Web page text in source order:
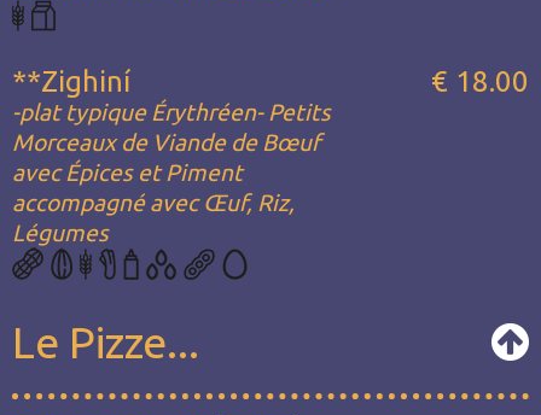
**Zighiní
-plat typique Érythréen- Petits
Morceaux de Viande de Bœuf
avec Épices et Piment
accompagné avec Œuf, Riz,
Légumes
€ 18.00
Le Pizze...